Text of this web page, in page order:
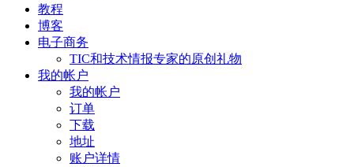
教程
博客
电子商务
TIC和技术情报专家的原创礼物
我的帐户
我的帐户
订单
下载
地址
账户详情